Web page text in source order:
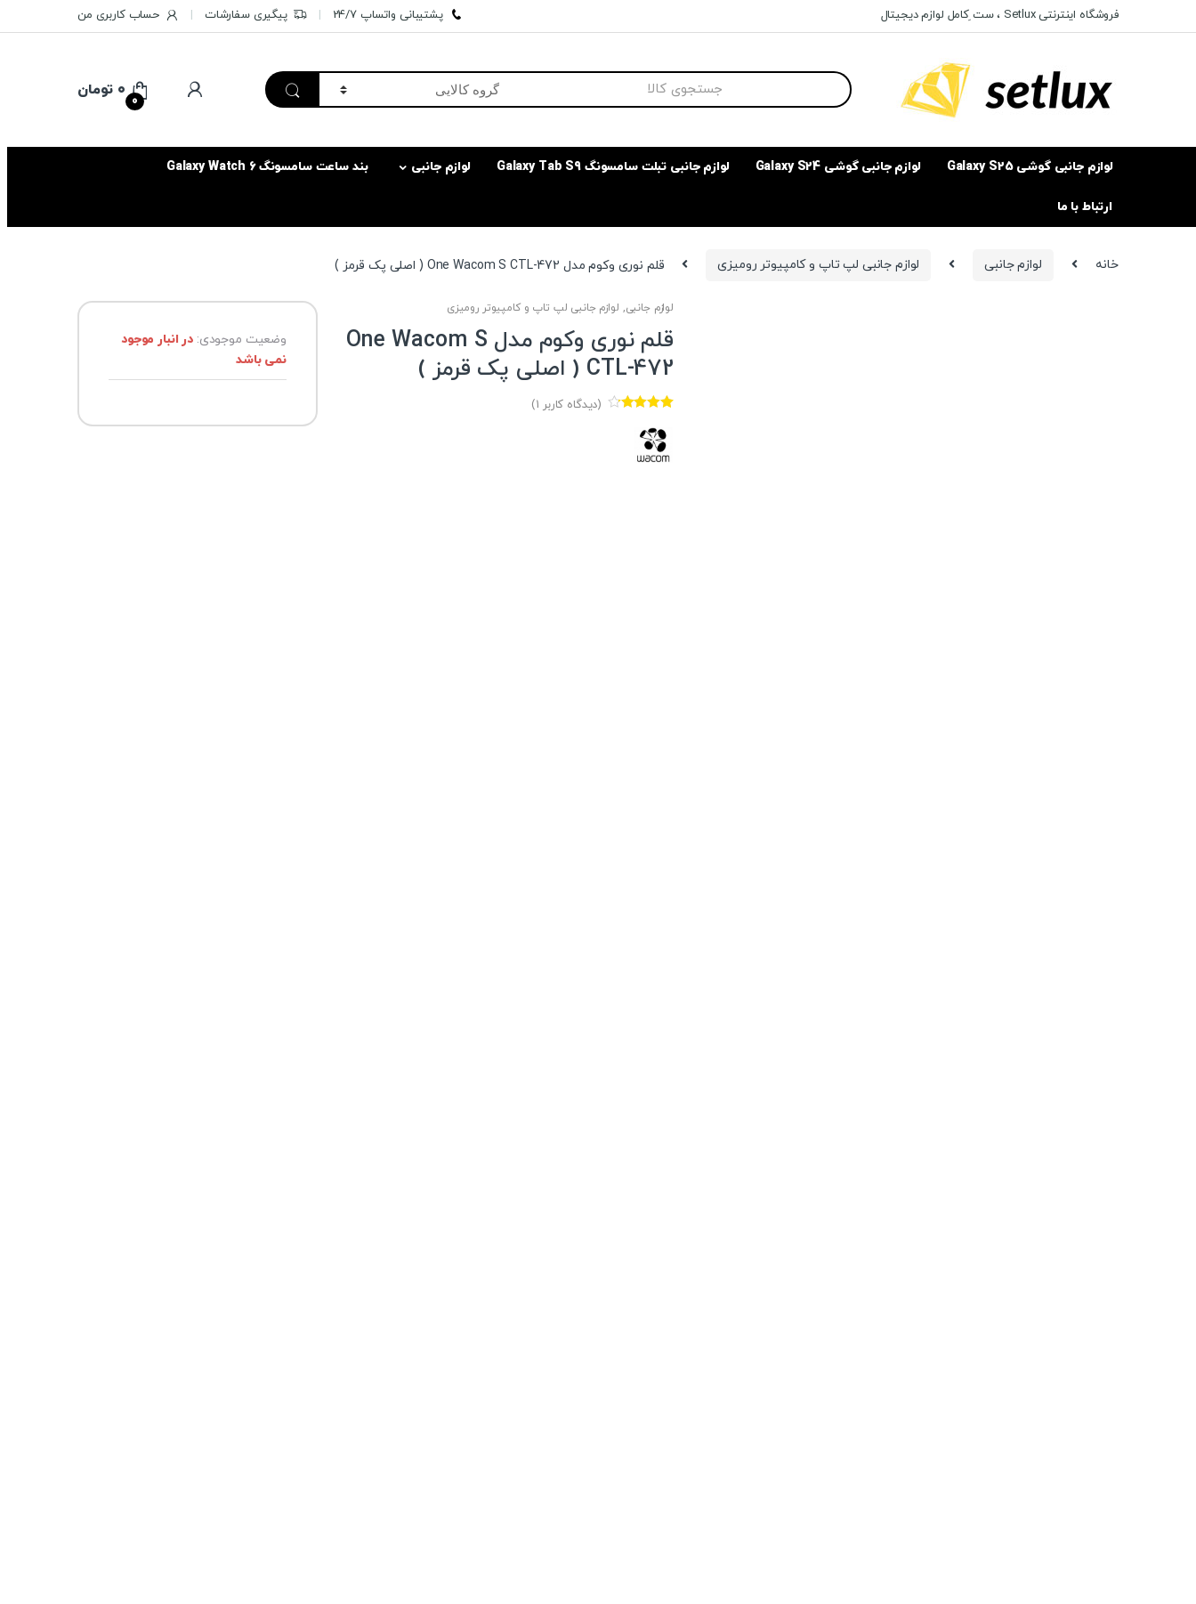
to
to
فروشگاه اینترنتی Setlux ، ست ِکامل لوازم دیجیتال پشتیبانی واتساپ 24/7 پیگیری سفارشات حساب کاربری من
Search
for:
0
۰ تومان
لوازم جانبی گوشی Galaxy S25 لوازم جانبی گوشی Galaxy S24 لوازم جانبی تبلت سامسونگ Galaxy Tab S9 لوازم جانبی بند ساعت سامسونگ Galaxy Watch 6
ارتباط با ما
خانه لوازم جانبی لوازم جانبی لپ تاپ و کامپیوتر رومیزی قلم نوری وکوم مدل One Wacom S CTL-472 ( اصلی پک قرمز )
لوازم جانبی, لوازم جانبی لپ تاپ و کامپیوتر رومیزی
قلم نوری وکوم مدل One Wacom S
CTL-472 ( اصلی پک قرمز )
از 5 امتیاز
مشتری
(دیدگاه کاربر 1
)
وضعیت موجودی:در انبار موجود
نمی باشد